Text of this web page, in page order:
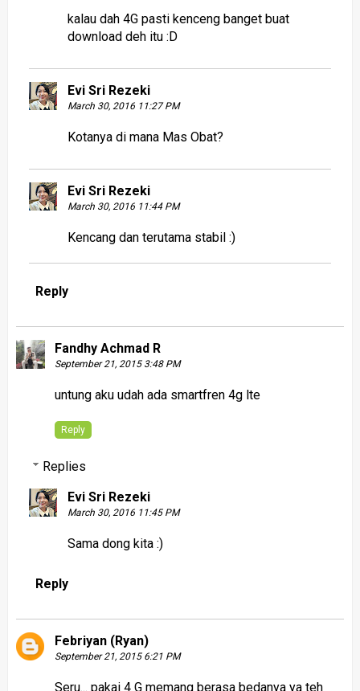
kalau dah 4G pasti kenceng banget buat
download deh itu :D
Evi Sri Rezeki
March 30, 2016 11:27 PM
Kotanya di mana Mas Obat?
Evi Sri Rezeki
March 30, 2016 11:44 PM
Kencang dan terutama stabil :)
Reply
Fandhy Achmad R
September 21, 2015 3:48 PM
untung aku udah ada smartfren 4g lte
Reply
Replies
Evi Sri Rezeki
March 30, 2016 11:45 PM
Sama dong kita :)
Reply
Febriyan (Ryan)
September 21, 2015 6:21 PM
Seru... pakai 4 G memang berasa bedanya ya teh